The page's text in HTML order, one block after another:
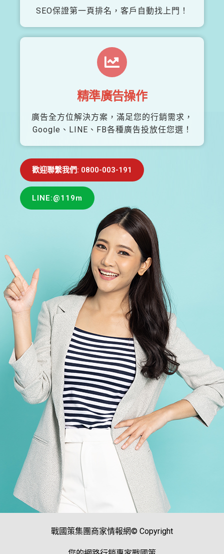
SEO保證第一頁排名，客戶自動找上門！
精準廣告操作
廣告全方位解決方案，滿足您的行銷需求，
Google、LINE、FB各種廣告投放任您選！
歡迎聯繫我們: 0800-003-191
LINE:@119m
戰國策集團商家情報網© Copyright